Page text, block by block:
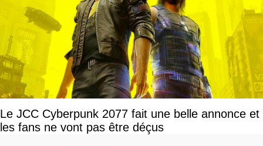
Le JCC Cyberpunk 2077 fait une belle annonce et
les fans ne vont pas être déçus